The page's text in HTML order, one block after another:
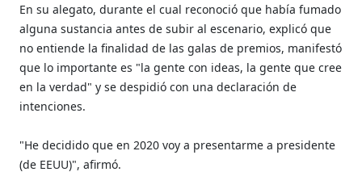
En su alegato, durante el cual reconoció que había fumado
alguna sustancia antes de subir al escenario, explicó que
no entiende la finalidad de las galas de premios, manifestó
que lo importante es "la gente con ideas, la gente que cree
en la verdad" y se despidió con una declaración de
intenciones.
"He decidido que en 2020 voy a presentarme a presidente
(de EEUU)", afirmó.